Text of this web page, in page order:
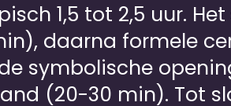
1,5 tot 2,5 uur.
daarna formele
symbolische
(20-30 min). Tot